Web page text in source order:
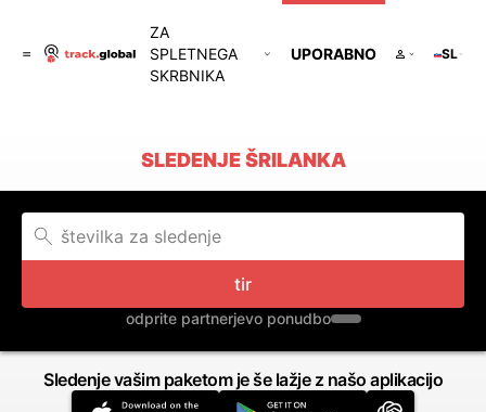
ZA
SPLETNEGA
SKRBNIKA
UPORABNO SL
SLEDENJE ŠRILANKA
tir
odprite partnerjevo ponudbo
Sledenje vašim paketom je še lažje z našo aplikacijo